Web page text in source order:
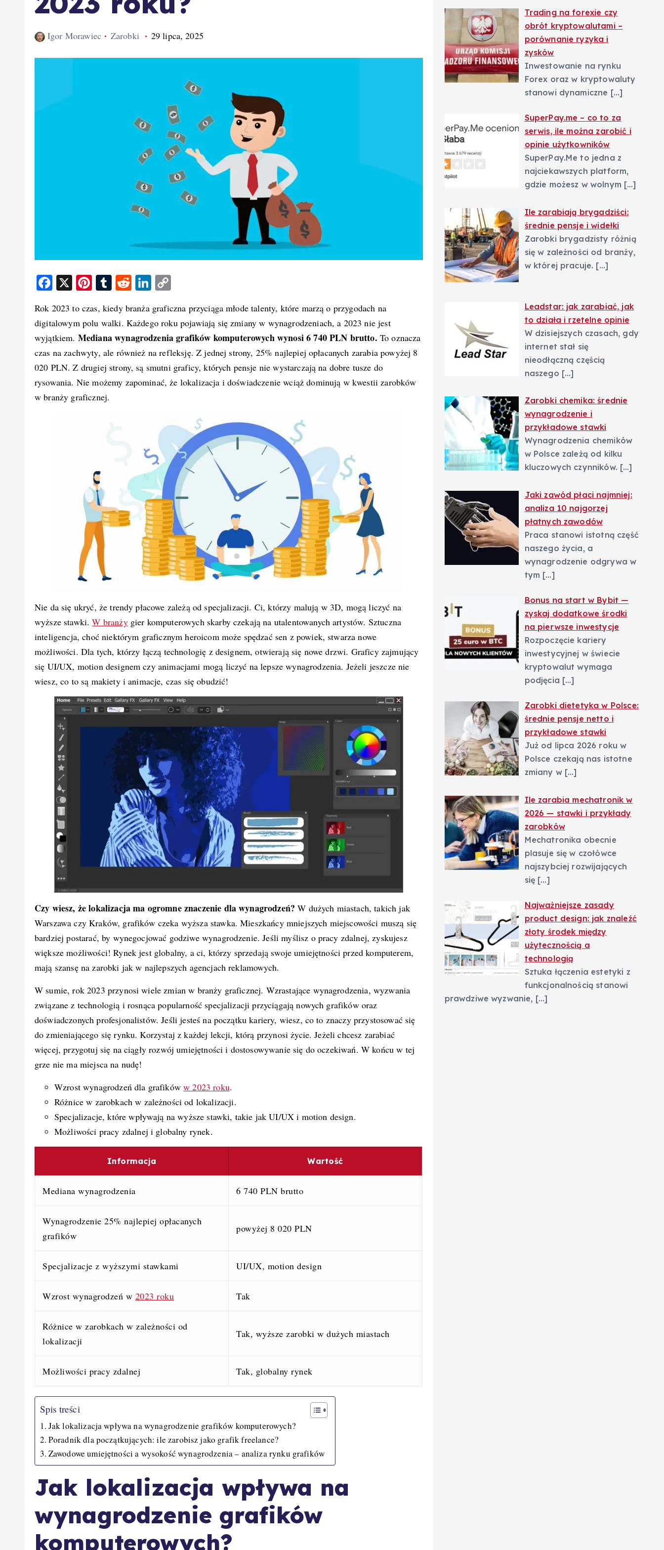
Igor Morawiec Zarobki 29 lipca, 2025
F
c
e
b
o
o
k
X
Pi
er
e
st
T
m
bl
r
R
d
di
t
Li
k
e
d
I
n
p
y
Li
n
k
Rok 2023 to czas, kiedy branża graficzna przyciąga młode talenty, które marzą o przygodach na
digitalowym polu walki. Każdego roku pojawiają się zmiany w wynagrodzeniach, a 2023 nie jest
wyjątkiem. Mediana wynagrodzenia grafików komputerowych wynosi 6 740 PLN brutto. To oznacza
czas na zachwyty, ale również na refleksję. Z jednej strony, 25% najlepiej opłacanych zarabia powyżej 8
020 PLN. Z drugiej strony, są smutni graficy, których pensje nie wystarczają na dobre tusze do
rysowania. Nie możemy zapominać, że lokalizacja i doświadczenie wciąż dominują w kwestii zarobków
w branży graficznej.
Nie da się ukryć, że trendy płacowe zależą od specjalizacji. Ci, którzy malują w 3D, mogą liczyć na
wyższe stawki.W branżygier komputerowych skarby czekają na utalentowanych artystów. Sztuczna
inteligencja, choć niektórym graficznym heroicom może spędzać sen z powiek, stwarza nowe
możliwości. Dla tych, którzy łączą technologię z designem, otwierają się nowe drzwi. Graficy zajmujący
się UI/UX, motion designem czy animacjami mogą liczyć na lepsze wynagrodzenia. Jeżeli jeszcze nie
wiesz, co to są makiety i animacje, czas się obudzić!
Czy wiesz, że lokalizacja ma ogromne znaczenie dla wynagrodzeń? W dużych miastach, takich jak
Warszawa czy Kraków, grafików czeka wyższa stawka. Mieszkańcy mniejszych miejscowości muszą się
bardziej postarać, by wynegocjować godziwe wynagrodzenie. Jeśli myślisz o pracy zdalnej, zyskujesz
większe możliwości! Rynek jest globalny, a ci, którzy sprzedają swoje umiejętności przed komputerem,
mają szansę na zarobki jak w najlepszych agencjach reklamowych.
W sumie, rok 2023 przynosi wiele zmian w branży graficznej. Wzrastające wynagrodzenia, wyzwania
związane z technologią i rosnąca popularność specjalizacji przyciągają nowych grafików oraz
doświadczonych profesjonalistów. Jeśli jesteś na początku kariery, wiesz, co to znaczy przystosować się
do zmieniającego się rynku. Korzystaj z każdej lekcji, którą przynosi życie. Jeżeli chcesz zarabiać
więcej, przygotuj się na ciągły rozwój umiejętności i dostosowywanie się do oczekiwań. W końcu w tej
grze nie ma miejsca na nudę!
Wzrost wynagrodzeń dla grafikóww 2023 roku.
Różnice w zarobkach w zależności od lokalizacji.
Specjalizacje, które wpływają na wyższe stawki, takie jak UI/UX i motion design.
Możliwości pracy zdalnej i globalny rynek.
Informacja Wartość
Mediana wynagrodzenia 6 740 PLN brutto
Wynagrodzenie 25% najlepiej opłacanych
grafików
powyżej 8 020 PLN
Specjalizacje z wyższymi stawkami UI/UX, motion design
Wzrost wynagrodzeń w 2023 roku Tak
Różnice w zarobkach w zależności od
lokalizacji
Tak, wyższe zarobki w dużych miastach
Możliwości pracy zdalnej Tak, globalny rynek
Spis treści
Jak lokalizacja wpływa na wynagrodzenie grafików komputerowych?
Poradnik dla początkujących: ile zarobisz jako grafik freelance?
Zawodowe umiejętności a wysokość wynagrodzenia – analiza rynku grafików
Jak lokalizacja wpływa na
wynagrodzenie grafików
komputerowych?
Trading na forexie czy
obrót kryptowalutami –
porównanie ryzyka i
zysków
Inwestowanie na rynku
Forex oraz w kryptowaluty
stanowi dynamiczne […]
SuperPay.me – co to za
serwis, ile można zarobić i
opinie użytkowników
SuperPay.Me to jedna z
najciekawszych platform,
gdzie możesz w wolnym […]
Ile zarabiają brygadziści:
średnie pensje i widełki
Zarobki brygadzisty różnią
się w zależności od branży,
w której pracuje. […]
Leadstar: jak zarabiać, jak
to działa i rzetelne opinie
W dzisiejszych czasach, gdy
internet stał się
nieodłączną częścią
naszego […]
Zarobki chemika: średnie
wynagrodzenie i
przykładowe stawki
Wynagrodzenia chemików
w Polsce zależą od kilku
kluczowych czynników. […]
Jaki zawód płaci najmniej:
analiza 10 najgorzej
płatnych zawodów
Praca stanowi istotną część
naszego życia, a
wynagrodzenie odgrywa w
tym […]
Bonus na start w Bybit —
zyskaj dodatkowe środki
na pierwsze inwestycje
Rozpoczęcie kariery
inwestycyjnej w świecie
kryptowalut wymaga
podjęcia […]
Zarobki dietetyka w Polsce:
średnie pensje netto i
przykładowe stawki
Już od lipca 2026 roku w
Polsce czekają nas istotne
zmiany w […]
Ile zarabia mechatronik w
2026 — stawki i przykłady
zarobków
Mechatronika obecnie
plasuje się w czołówce
najszybciej rozwijających
się […]
Najważniejsze zasady
product design: jak znaleźć
złoty środek między
użytecznością a
technologią
Sztuka łączenia estetyki z
funkcjonalnością stanowi
prawdziwe wyzwanie, […]